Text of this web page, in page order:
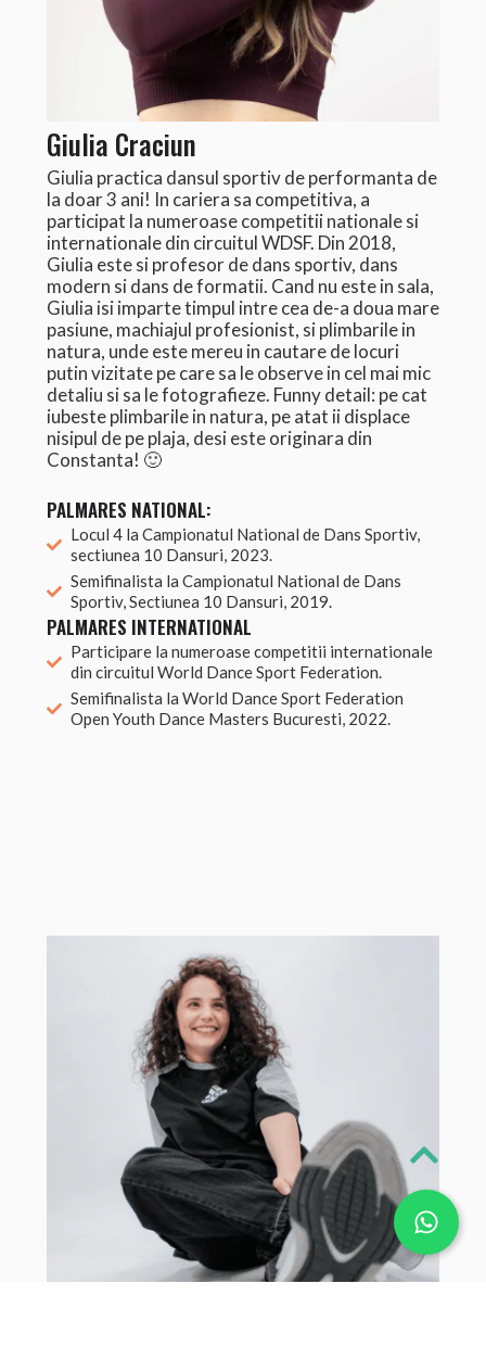
Giulia Craciun
Giulia practica dansul sportiv de performanta de
la doar 3 ani! In cariera sa competitiva, a
participat la numeroase competitii nationale si
internationale din circuitul WDSF. Din 2018,
Giulia este si profesor de dans sportiv, dans
modern si dans de formatii. Cand nu este in sala,
Giulia isi imparte timpul intre cea de-a doua mare
pasiune, machiajul profesionist, si plimbarile in
natura, unde este mereu in cautare de locuri
putin vizitate pe care sa le observe in cel mai mic
detaliu si sa le fotografieze. Funny detail: pe cat
iubeste plimbarile in natura, pe atat ii displace
nisipul de pe plaja, desi este originara din
Constanta! 🙂
PALMARES NATIONAL:
Locul 4 la Campionatul National de Dans Sportiv,
sectiunea 10 Dansuri, 2023.
Semifinalista la Campionatul National de Dans
Sportiv, Sectiunea 10 Dansuri, 2019.
PALMARES INTERNATIONAL
Participare la numeroase competitii internationale
din circuitul World Dance Sport Federation.
Semifinalista la World Dance Sport Federation
Open Youth Dance Masters Bucuresti, 2022.